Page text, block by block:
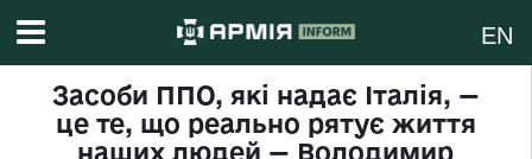
EN
Засоби ППО, які надає Італія, —
це те, що реально рятує життя
наших людей — Володимир